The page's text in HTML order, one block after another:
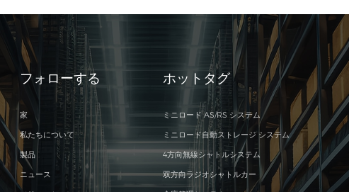
フォローする
家
私たちについて
製品
ニュース
ホットタグ
ミニロード AS/RS システム
ミニロード自動ストレージ システム
4方向無線シャトルシステム
双方向ラジオシャトルカー